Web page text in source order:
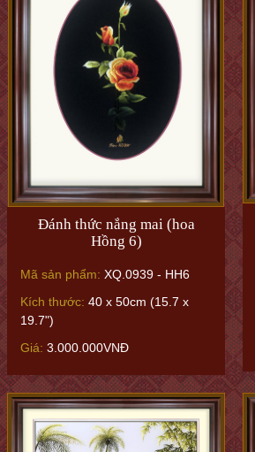
Đánh thức nắng mai (hoa
Hồng 6)
Mã sản phẩm: XQ.0939 - HH6
Kích thước: 40 x 50cm (15.7 x
19.7")
Giá: 3.000.000VNĐ